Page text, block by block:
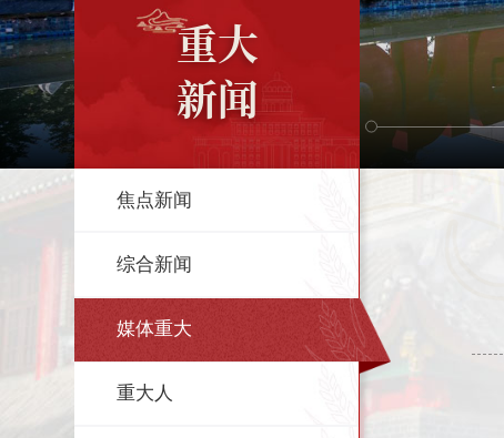
重大
新闻
焦点新闻
综合新闻
媒体重大
重大人